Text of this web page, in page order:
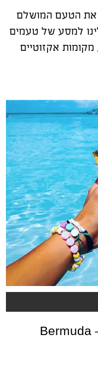
את הטעם המושלם
למסע של טעמים
אקזוטיים
מתכון קוקטייל פאנץ' משולש ברמודה - Bermuda